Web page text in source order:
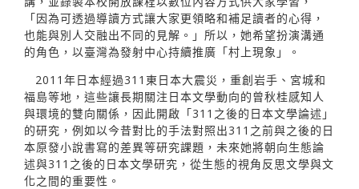
「因為可透過導讀方式讓大家更領略和補足讀者的心得，
也能與別人交融出不同的見解。」所以，她希望扮演溝通
的角色，以臺灣為發射中心持續推廣「村上現象」。
2011年日本經過311東日本大震災，重創岩手、宮城和
福島等地，這些讓長期關注日本文學動向的曾秋桂感知人
與環境的雙向關係，因此開啟「311之後的日本文學論述」
的研究，例如以今昔對比的手法對照出311之前與之後的日
本原發小說書寫的差異等研究課題，未來她將朝向生態論
述與311之後的日本文學研究，從生態的視角反思文學與文
化之間的重要性。